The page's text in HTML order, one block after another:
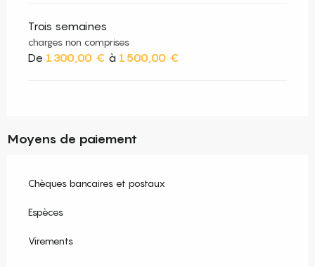
Trois semaines
charges non comprises
De 1 300,00 € à 1 500,00 €
Moyens de paiement
Chèques bancaires et postaux
Espèces
Virements